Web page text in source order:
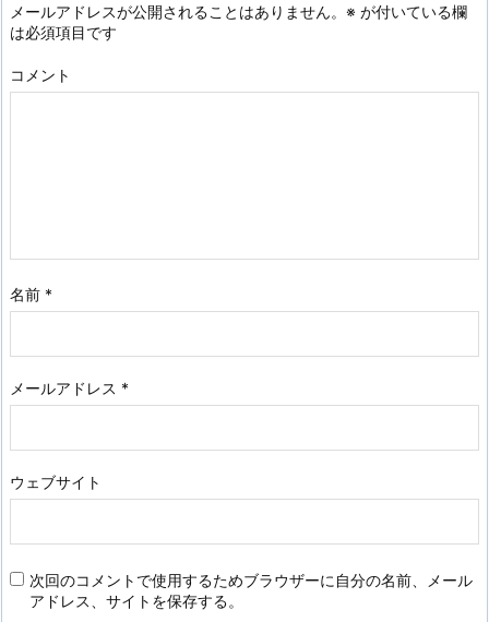
メールアドレスが公開されることはありません。 ※ が付いている欄
は必須項目です
コメント
名前 *
メールアドレス *
ウェブサイト
次回のコメントで使用するためブラウザーに自分の名前、メール
アドレス、サイトを保存する。